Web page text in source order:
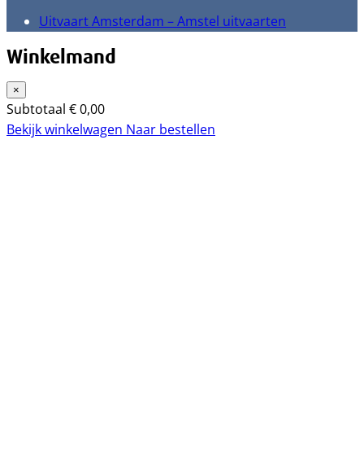
Uitvaart Amsterdam – Amstel uitvaarten
Winkelmand
×
Subtotaal €0,00
Bekijk winkelwagen Naar bestellen